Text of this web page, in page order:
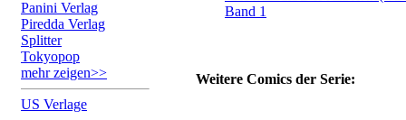
Panini Verlag
Piredda Verlag
Splitter
Tokyopop
mehr zeigen>>
US Verlage
Band 1
Weitere Comics der Serie: